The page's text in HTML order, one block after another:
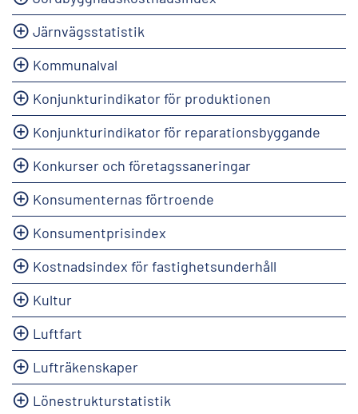
Järnvägsstatistik
Kommunalval
Konjunkturindikator för produktionen
Konjunkturindikator för reparationsbyggande
Konkurser och företagssaneringar
Konsumenternas förtroende
Konsumentprisindex
Kostnadsindex för fastighetsunderhåll
Kultur
Luftfart
Lufträkenskaper
Lönestrukturstatistik